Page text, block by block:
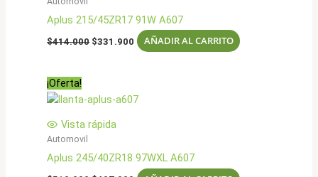
Aplus 215/45ZR17 91W A607
$414.000 El
$331.900 El
precio
AÑADIR AL CARRITO
¡Oferta!
Vista rápida
Automovil
Aplus 245/40ZR18 97WXL A607